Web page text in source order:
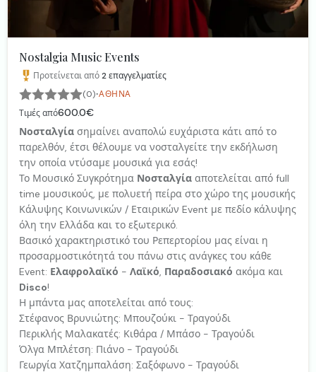
Nostalgia Music Events
Προτείνεται από2επαγγελματίες
(0)·ΑΘΉΝΑ
Τιμές από600.0€
Νοσταλγία σημαίνει αναπολώ ευχάριστα κάτι από το
παρελθόν, έτσι θέλουμε να νοσταλγείτε την εκδήλωση
την οποία ντύσαμε μουσικά για εσάς!
Το Μουσικό Συγκρότημα Νοσταλγία αποτελείται από full
time μουσικούς, με πολυετή πείρα στο χώρο της μουσικής
Κάλυψης Κοινωνικών / Εταιρικών Event με πεδίο κάλυψης
όλη την Ελλάδα και το εξωτερικό.
Βασικό χαρακτηριστικό του Ρεπερτορίου μας είναι η
προσαρμοστικότητά του πάνω στις ανάγκες του κάθε
Event: Ελαφρολαϊκό - Λαϊκό, Παραδοσιακό ακόμα και
Disco!
Η μπάντα μας αποτελείται από τους:
Στέφανος Βρυνιώτης: Μπουζούκι - Τραγούδι
Περικλής Μαλακατές: Κιθάρα / Μπάσο - Τραγούδι
Όλγα Μπλέτση: Πιάνο - Τραγούδι
Γεωργία Χατζημπαλάση: Σαξόφωνο - Τραγούδι